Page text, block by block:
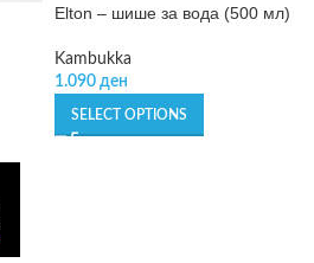
Elton – шише за вода (500 мл)
Kambukka
1.090 ден
SELECT OPTIONS